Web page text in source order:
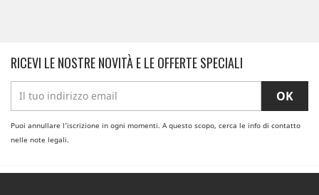
RICEVI LE NOSTRE NOVITÀ E LE OFFERTE SPECIALI
Puoi annullare l'iscrizione in ogni momenti. A questo scopo, cerca le info di contatto
nelle note legali.